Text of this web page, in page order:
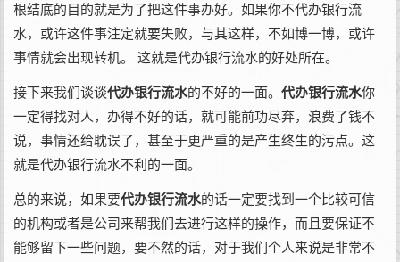
根结底的目的就是为了把这件事办好。如果你不代办银行流
水，或许这件事注定就要失败，与其这样，不如博一博，或许
事情就会出现转机。 这就是代办银行流水的好处所在。
接下来我们谈谈代办银行流水的不好的一面。 代办银行流水你
一定得找对人，办得不好的话，就可能前功尽弃，浪费了钱不
说，事情还给耽误了，甚至于更严重的是产生终生的污点。这
就是代办银行流水不利的一面。
总的来说，如果要代办银行流水的话一定要找到一个比较可信
的机构或者是公司来帮我们去进行这样的操作，而且要保证不
能够留下一些问题，要不然的话，对于我们个人来说是非常不